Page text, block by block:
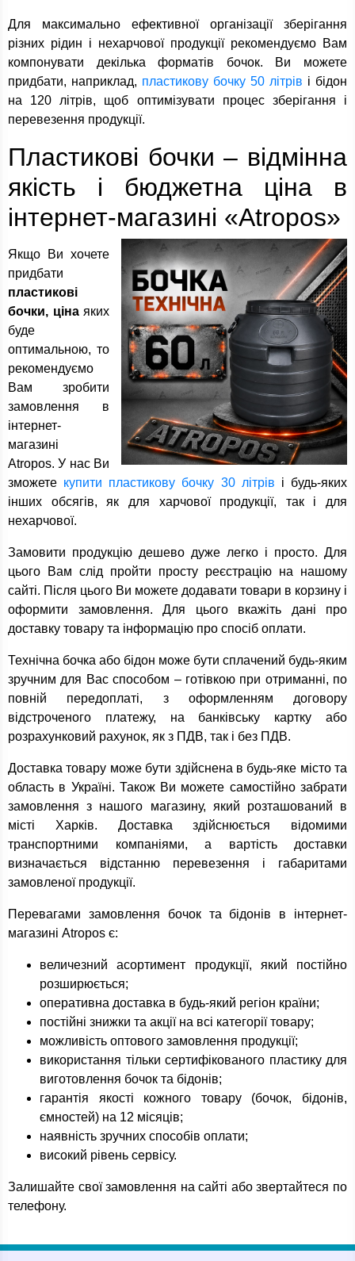
Для максимально ефективної організації зберігання
різних рідин і нехарчової продукції рекомендуємо Вам
компонувати декілька форматів бочок. Ви можете
придбати, наприклад, пластикову бочку 50 літрів і бідон
на 120 літрів, щоб оптимізувати процес зберігання і
перевезення продукції.
Пластикові бочки – відмінна
якість і бюджетна ціна в
інтернет-магазині «Atropos»
Якщо Ви хочете
придбати
пластикові
бочки, цінаяких
буде
оптимальною, то
рекомендуємо
Вам зробити
замовлення в
інтернет-
магазині
Atropos. У нас Ви
зможете купити пластикову бочку 30 літрів і будь-яких
інших обсягів, як для харчової продукції, так і для
нехарчової.
Замовити продукцію дешево дуже легко і просто. Для
цього Вам слід пройти просту реєстрацію на нашому
сайті. Після цього Ви можете додавати товари в корзину і
оформити замовлення. Для цього вкажіть дані про
доставку товару та інформацію про спосіб оплати.
Технічна бочка або бідон може бути сплачений будь-яким
зручним для Вас способом – готівкою при отриманні, по
повній передоплаті, з оформленням договору
відстроченого платежу, на банківську картку або
розрахунковий рахунок, як з ПДВ, так і без ПДВ.
Доставка товару може бути здійснена в будь-яке місто та
область в Україні. Також Ви можете самостійно забрати
замовлення з нашого магазину, який розташований в
місті Харків. Доставка здійснюється відомими
транспортними компаніями, а вартість доставки
визначається відстанню перевезення і габаритами
замовленої продукції.
Перевагами замовлення бочок та бідонів в інтернет-
магазині Atropos є:
величезний асортимент продукції, який постійно
розширюється;
оперативна доставка в будь-який регіон країни;
постійні знижки та акції на всі категорії товару;
можливість оптового замовлення продукції;
використання тільки сертифікованого пластику для
виготовлення бочок та бідонів;
гарантія якості кожного товару (бочок, бідонів,
ємностей) на 12 місяців;
наявність зручних способів оплати;
високий рівень сервісу.
Залишайте свої замовлення на сайті або звертайтеся по
телефону.